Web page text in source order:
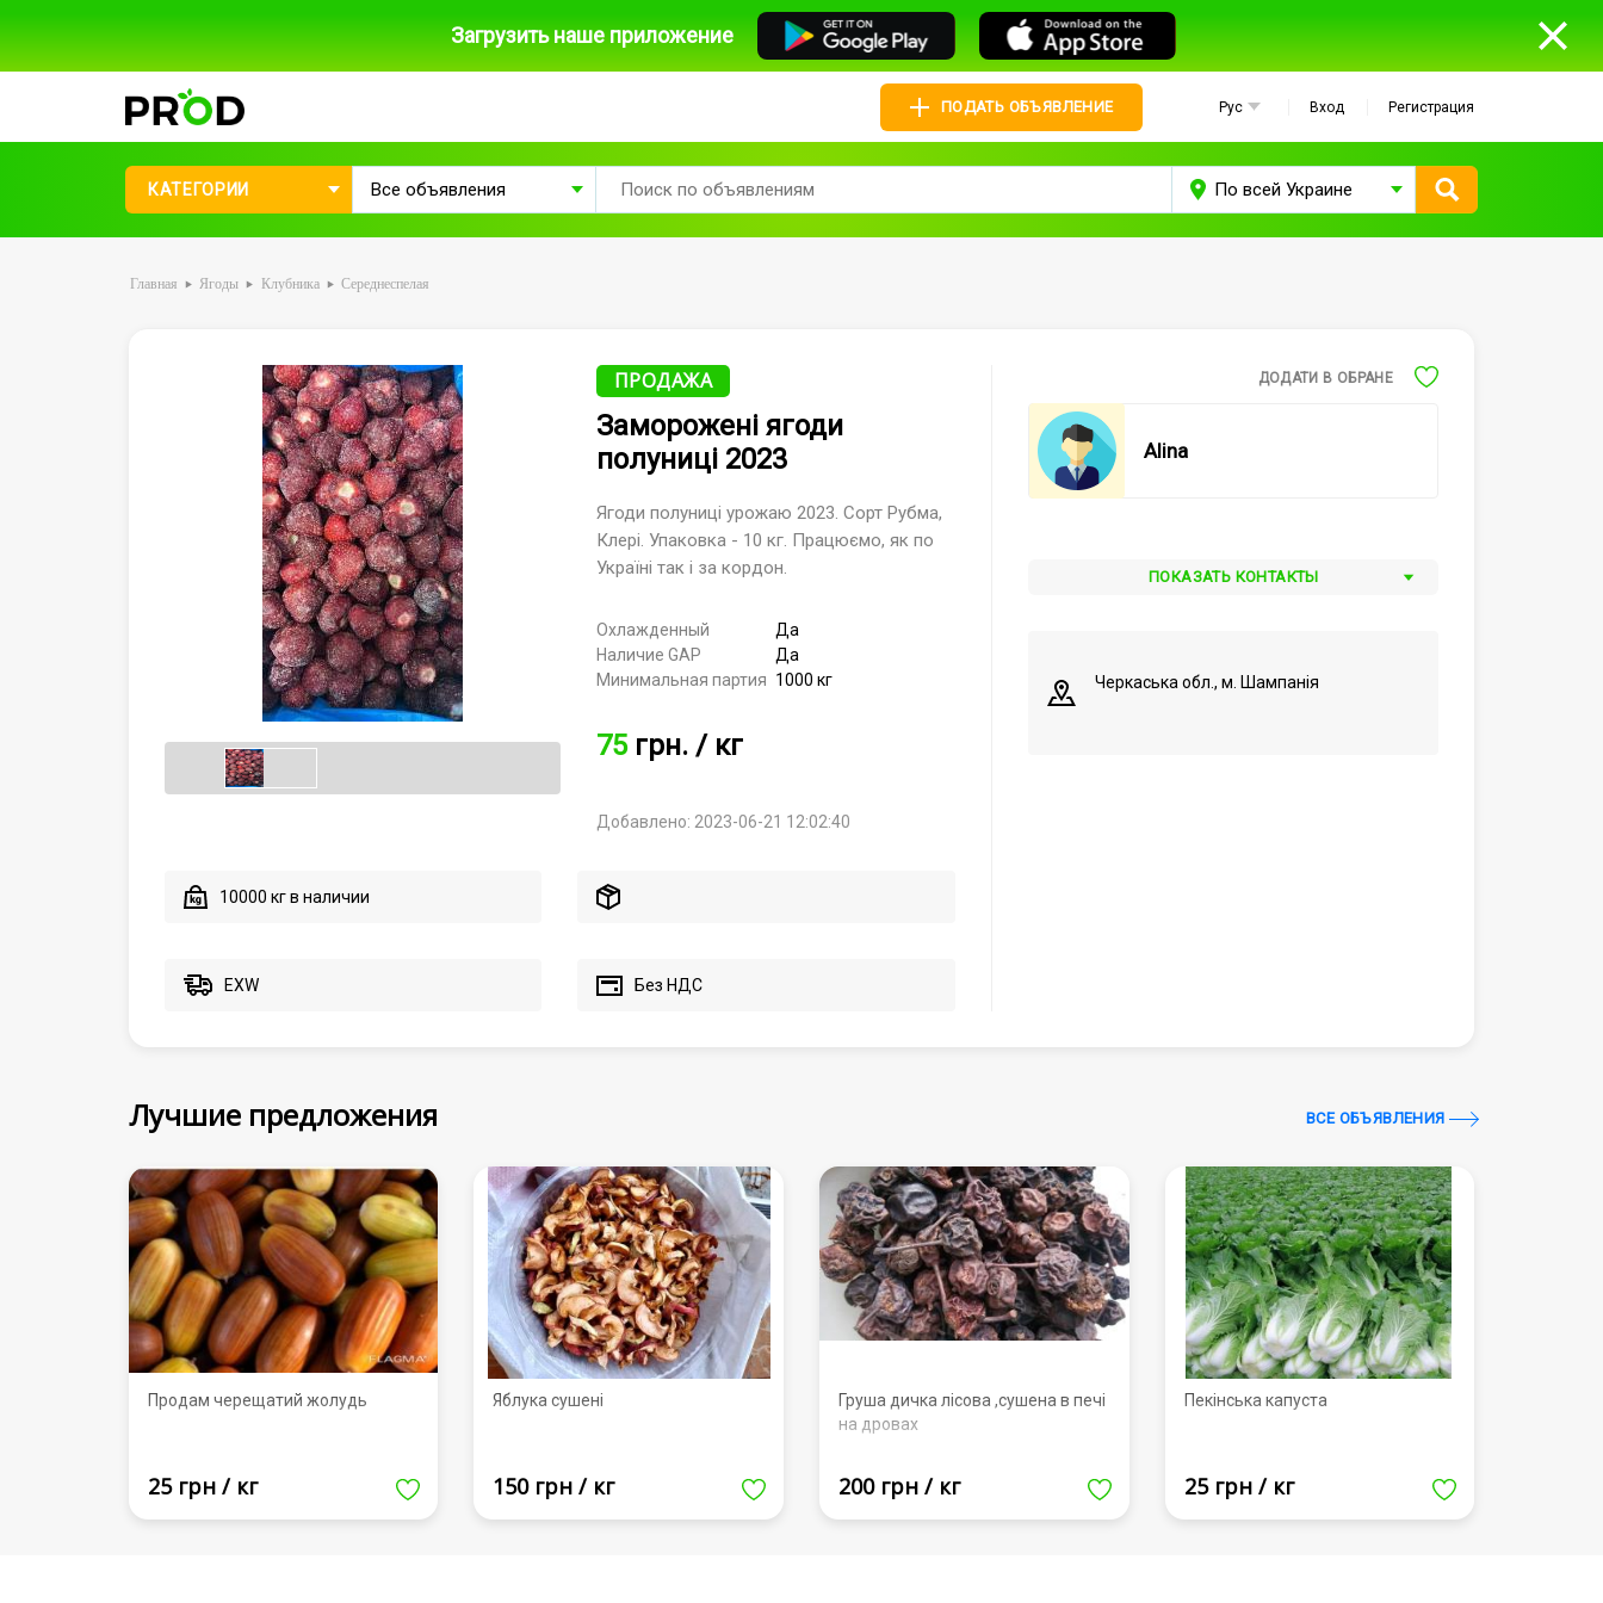
Загрузить наше приложение
ПОДАТЬ ОБЪЯВЛЕНИЕ Рус Вход Регистрация
КАТЕГОРИИ
Главная Ягоды Клубника Середнеспелая
ПРОДАЖА
Заморожені ягоди
полуниці 2023
Ягоди полуниці урожаю 2023. Сорт Рубма,
Клері. Упаковка - 10 кг. Працюємо, як по
Україні так і за кордон.
Охлажденный
Да
Наличие GAP
Да
Минимальная партия 1000 кг
75 грн./ кг
Добавлено: 2023-06-21 12:02:40
10000 кг в наличии
EXW Без НДС
ДОДАТИ В ОБРАНЕ
Alina
ПОКАЗАТЬ КОНТАКТЫ
Черкаська обл., м. Шампанія
Лучшие предложения ВСЕ ОБЪЯВЛЕНИЯ
Продам черещатий жолудь
25 грн / кг
Яблука сушені
150 грн / кг
Груша дичка лісова ,сушена в печі
на дровах
200 грн / кг
Пекінська капуста
25 грн / кг